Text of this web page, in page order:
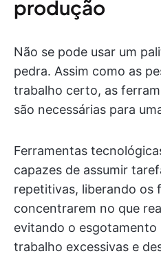
produção
Não se pode usar um
pedra. Assim como as
trabalho certo, as
são necessárias para
Ferramentas
capazes de assumir
repetitivas, liberando os
concentrarem no que
evitando o esgotamento
trabalho excessivas e